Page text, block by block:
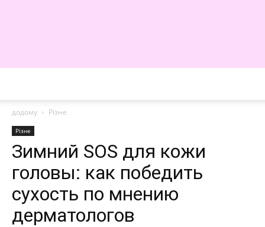
додому
Різне
Різне
Зимний SOS для кожи
головы: как победить
сухость по мнению
дерматологов